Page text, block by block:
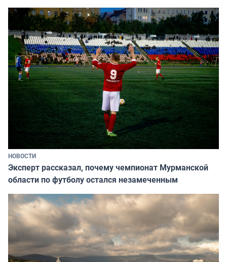
НОВОСТИ
Эксперт рассказал, почему чемпионат Мурманской
области по футболу остался незамеченным